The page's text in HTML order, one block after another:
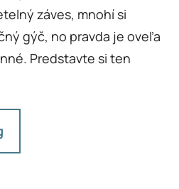
záves, mnohí si
gýč, no pravda je oveľa
Predstavte si ten